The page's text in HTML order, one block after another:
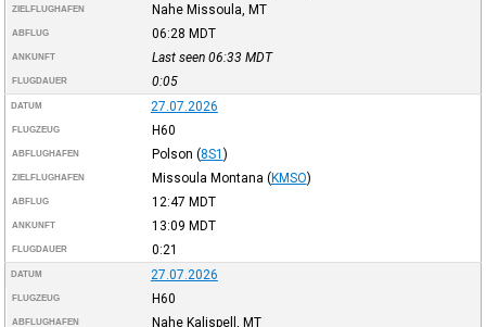
ZIELFLUGHAFEN Nahe Missoula, MT
ABFLUG 06:28 MDT
ANKUNFT Last seen 06:33 MDT
FLUGDAUER 0:05
DATUM 27.07.2026
FLUGZEUG H60
ABFLUGHAFEN Polson (8S1 )
ZIELFLUGHAFEN Missoula Montana (KMSO)
ABFLUG 12:47 MDT
ANKUNFT 13:09 MDT
FLUGDAUER 0:21
DATUM 27.07.2026
FLUGZEUG H60
ABFLUGHAFEN Nahe Kalispell, MT